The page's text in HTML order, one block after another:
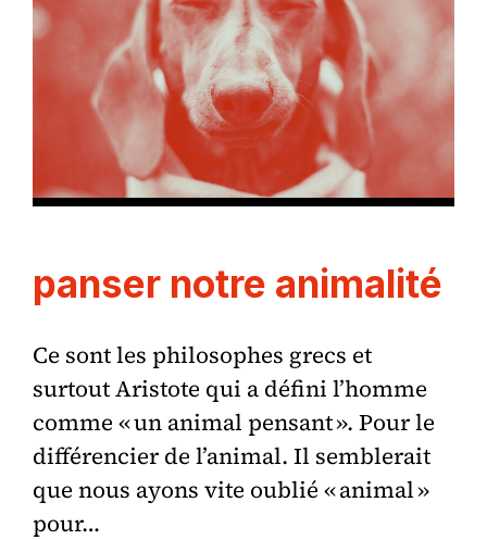
panser notre animalité
Ce sont les philosophes grecs et
surtout Aristote qui a défini l’homme
comme « un animal pensant ». Pour le
différencier de l’animal. Il semblerait
que nous ayons vite oublié « animal »
pour…